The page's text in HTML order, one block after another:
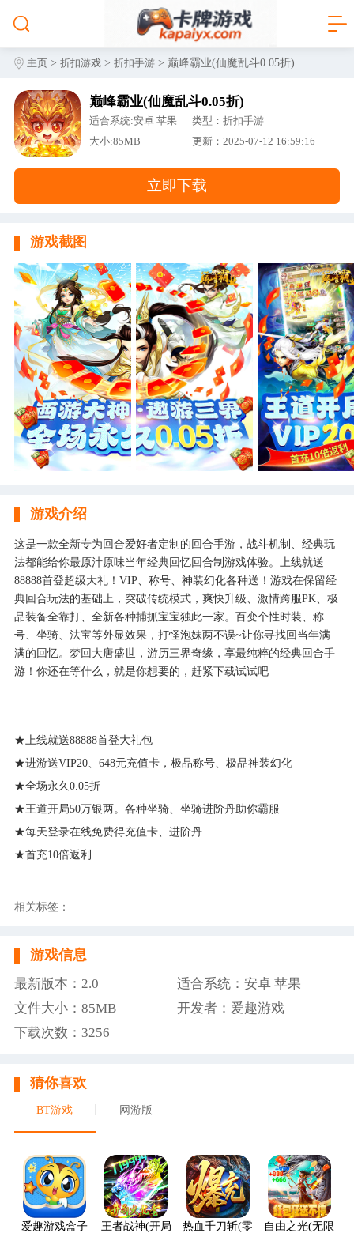
主页 >折扣游戏 >折扣手游 > 巅峰霸业(仙魔乱斗0.05折)
巅峰霸业(仙魔乱斗0.05折)
适合系统:安卓 苹果
类型：折扣手游
大小:85MB
更新：2025-07-12 16:59:16
立即下载
游戏截图
游戏介绍
这是一款全新专为回合爱好者定制的回合手游，战斗机制、经典玩
法都能给你最原汁原味当年经典回忆回合制游戏体验。上线就送
88888首登超级大礼！VIP、称号、神装幻化各种送！游戏在保留经
典回合玩法的基础上，突破传统模式，爽快升级、激情跨服PK、极
品装备全靠打、全新各种捕抓宝宝独此一家。百变个性时装、称
号、坐骑、法宝等外显效果，打怪泡妹两不误~让你寻找回当年满
满的回忆。梦回大唐盛世，游历三界奇缘，享最纯粹的经典回合手
游！你还在等什么，就是你想要的，赶紧下载试试吧
★上线就送88888首登大礼包
★进游送VIP20、648元充值卡，极品称号、极品神装幻化
★全场永久0.05折
★王道开局50万银两。各种坐骑、坐骑进阶丹助你霸服
★每天登录在线免费得充值卡、进阶丹
★首充10倍返利
相关标签：
游戏信息
最新版本：2.0
适合系统：安卓 苹果
文件大小：85MB
开发者：爱趣游戏
下载次数：3256
猜你喜欢
BT游戏 网游版
爱趣游戏盒子 王者战神(开局火龙套)热血千刀斩(零氪送赞爆充)
自由之光(无限红